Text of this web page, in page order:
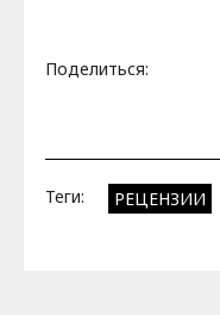
Поделиться:
Теги: РЕЦЕНЗИИ